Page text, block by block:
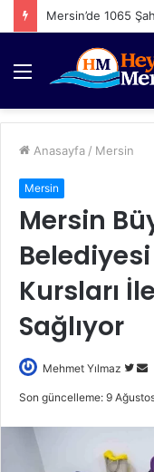
Mersin’de 1065
Menü
Anasayfa / Mersin
Mersin
Mersin
Kursları
Sağlıyor
Mehmet Yılmaz
Bir
Son güncelleme: 9